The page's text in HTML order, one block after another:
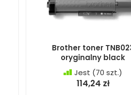
Brother toner
oryginalny black
Jest (70 szt.)
114,24 zł